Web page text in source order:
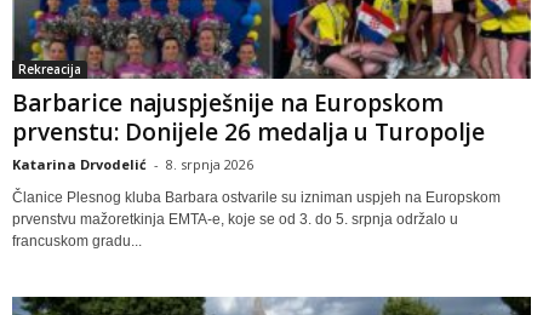
Rekreacija
Barbarice najuspješnije na Europskom
prvenstu: Donijele 26 medalja u Turopolje
Katarina Drvodelić - 8. srpnja 2026
Članice Plesnog kluba Barbara ostvarile su izniman uspjeh na Europskom
prvenstvu mažoretkinja EMTA-e, koje se od 3. do 5. srpnja održalo u
francuskom gradu...